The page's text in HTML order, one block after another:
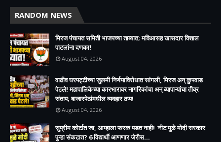
RANDOM NEWS
मिरज पंचायत समिती भाजपच्या ताब्यात; मविआसह खासदार विशाल
पाटलांना दणका!
August 04, 2026
वाढीव घरपट्टीच्या जुलमी निर्णयाविरोधात सांगली, मिरज अन् कुपवाड
पेटले! महापालिकेच्या कारभारावर नागरिकांचा अन् व्यापाऱ्यांचा तीव्र
संताप; बाजारपेठांमधील व्यवहार ठप्प!​
August 04, 2026
सुप्रीम कोर्टात जा, आम्हाला फरक पडत नाही! 'नीट'मुळे मोदी सरकार
पुन्हा संकटात? 6 विद्यार्थी आणणार जेरीस...